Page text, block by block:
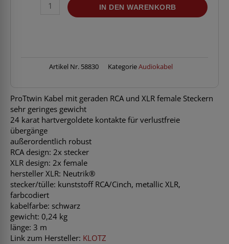
IN DEN WARENKORB
Artikel Nr. 58830 KategorieAudiokabel
ProTtwin Kabel mit geraden RCA und XLR female Steckern
sehr geringes gewicht
24 karat hartvergoldete kontakte für verlustfreie
übergänge
außerordentlich robust
RCA design: 2x stecker
XLR design: 2x female
hersteller XLR: Neutrik®
stecker/tülle: kunststoff RCA/Cinch, metallic XLR,
farbcodiert
kabelfarbe: schwarz
gewicht: 0,24 kg
länge: 3 m
Link zum Hersteller: KLOTZ